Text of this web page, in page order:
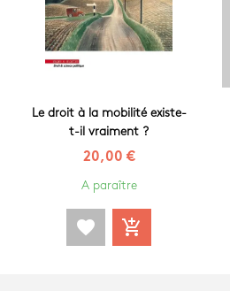
Le droit à la mobilité existe-
t-il vraiment ?
20,00 €
A paraître
favorite add_shopping_cart